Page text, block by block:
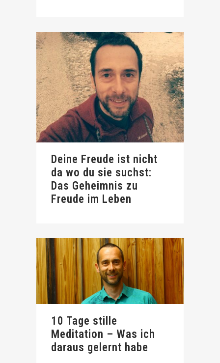
Deine Freude ist nicht
da wo du sie suchst:
Das Geheimnis zu
Freude im Leben
10 Tage stille
Meditation – Was ich
daraus gelernt habe